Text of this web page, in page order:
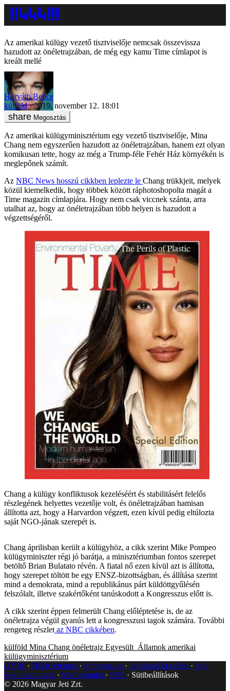
Az amerikai külügy vezető tisztviselője nemcsak összevissza
hazudott az önéletrajzában, de még egy kamu Time címlapot is
kreált mellé
Horváth Bence
külföld
2019. november 12. 18:01
Megosztás
Az amerikai külügyminisztérium egy vezető tisztviselője, Mina
Chang nem egyszerűen hazudott az önéletrajzában, hanem ezt olyan
komikusan tette, hogy az még a Trump-féle Fehér Ház környékén is
meglepőnek számít.
Az NBC News hosszú cikkben leplezte le Chang trükkjeit, melyek
közül kiemelkedik, hogy többek között ráphotoshopolta magát a
Time magazin címlapjára. Hogy nem csak viccnek szánta, arra
utalhat az, hogy az önéletrajzában több helyen is hazudott a
végzettségéről.
Chang a külügy konfliktusok kezeléséért és stabilitásért felelős
részlegének helyettes vezetője volt, és önéletrajzában hamisan
állította azt, hogy a Harvardon végzett, ezen kívül pedig eltúlozta
saját NGO-jának szerepét is.
Chang áprilisban került a külügyhöz, a cikk szerint Mike Pompeo
külügyminiszter régi jó barátja, a minisztériumban fontos szerepet
betöltő Brian Bulatato révén. A fiatal nő ezen kívül azt is állította,
hogy szerepet töltött be egy ENSZ-bizottságban, és állítása szerint
mind a demokrata, mind a republikánus párt küldöttgyűlésén
felszólalt, illetve szakértőként tanúskodott a Kongresszus előtt is.
A cikk szerint éppen felmerült Chang előléptetése is, de az
önéletrajza végül gyanús lett a kongresszusi tagok számára. További
rengeteg részlet az NBC cikkében.
külföld Mina Chang önéletrajz Egyesült_Államok amerikai
külügyminisztérium
GYIK
Hibát jelentek Impresszum Javítások kezelése
Jogi
dokumentumok
Médiaajánlat RSS
Sütibeállítások
© 2026 Magyar Jeti Zrt.